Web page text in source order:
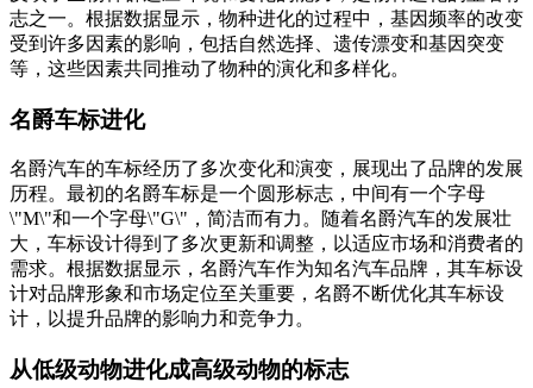
志之一。根据数据显示，物种进化的过程中，基因频率的改变
受到许多因素的影响，包括自然选择、遗传漂变和基因突变
等，这些因素共同推动了物种的演化和多样化。
名爵车标进化
名爵汽车的车标经历了多次变化和演变，展现出了品牌的发展
历程。最初的名爵车标是一个圆形标志，中间有一个字母
\"M\"和一个字母\"G\"，简洁而有力。随着名爵汽车的发展壮
大，车标设计得到了多次更新和调整，以适应市场和消费者的
需求。根据数据显示，名爵汽车作为知名汽车品牌，其车标设
计对品牌形象和市场定位至关重要，名爵不断优化其车标设
计，以提升品牌的影响力和竞争力。
从低级动物进化成高级动物的标志